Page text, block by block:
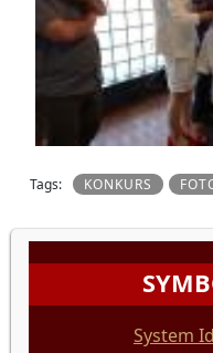
Tags: KONKURS
System